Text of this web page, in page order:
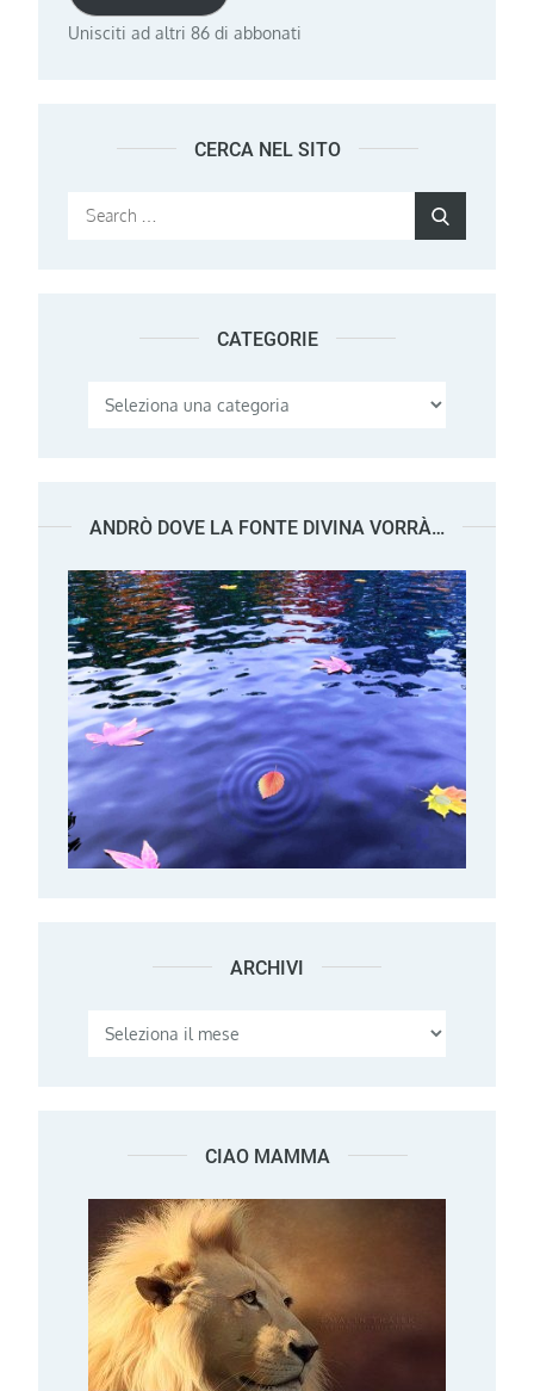
Unisciti ad altri 86 di abbonati
CERCA NEL SITO
Search
CATEGORIE
Categorie
ANDRÒ DOVE LA FONTE DIVINA VORRÀ…
ARCHIVI Archivi
CIAO MAMMA